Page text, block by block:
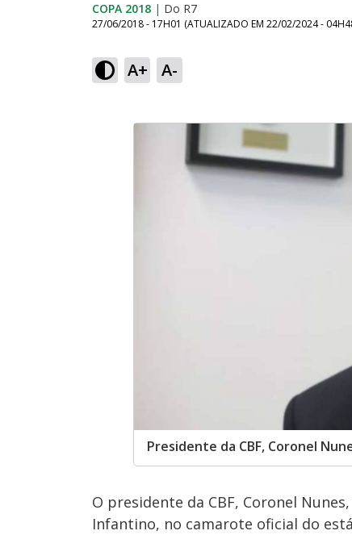
COPA 2018 | Do R7
27/06/2018 - 17H01 (ATUALIZADO EM 22/02/2024 -
A+ A-
Presidente da CBF, Coronel
O presidente da CBF, Coronel
Infantino, no camarote oficial do